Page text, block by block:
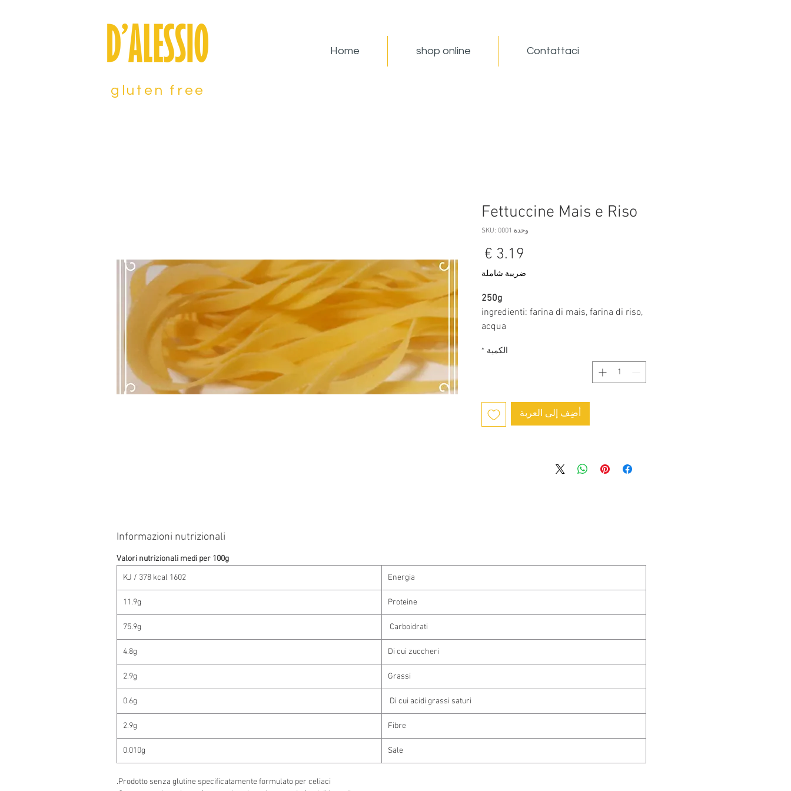
Home shop online Contattaci
gluten free
Fettuccine Mais e Riso
وحدة SKU: 0001
ضريبة شاملة
250g
ingredienti: farina di mais, farina di riso,
acqua
الكمية *
أضِف إلى العربة
Informazioni nutrizionali
Valori nutrizionali medi per 100g
Energia
1602 KJ / 378 kcal
Proteine
11.9g
Carboidrati
75.9g
Di cui zuccheri
4.8g
Grassi
2.9g
Di cui acidi grassi saturi
0.6g
Fibre
2.9g
Sale
0.010g
Prodotto senza glutine specificatamente formulato per celiaci.